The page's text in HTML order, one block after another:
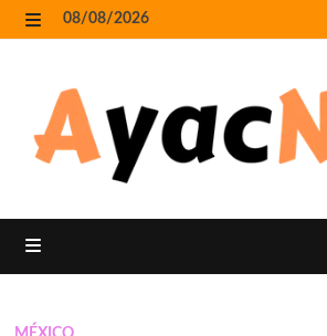
Skip
to
08/08/2026